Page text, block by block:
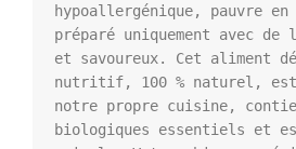
hypoallergénique, pauvre
préparé uniquement avec
et savoureux. Cet aliment
nutritif, 100 % naturel, est
notre propre cuisine,
biologiques essentiels et